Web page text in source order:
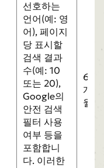
선호하는
언어(예: 영
어), 페이지
당 표시할
검색 결과
수(예: 10
또는 20),
Google의
안전 검색
필터 사용
여부 등을
포함합니
다. 이러한
6
개
월